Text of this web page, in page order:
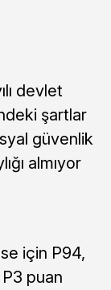
devlet
şartlar
güvenlik
almıyor
için P94,
puan